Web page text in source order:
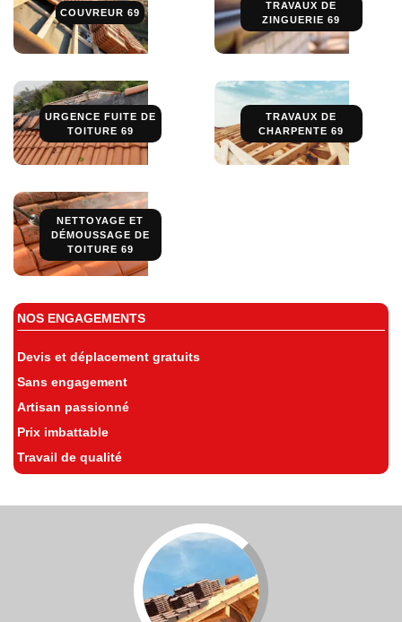
COUVREUR 69
TRAVAUX DE
ZINGUERIE 69
URGENCE FUITE DE
TOITURE 69
TRAVAUX DE
CHARPENTE 69
NETTOYAGE ET
DÉMOUSSAGE DE
TOITURE 69
NOS ENGAGEMENTS
Devis et déplacement gratuits
Sans engagement
Artisan passionné
Prix imbattable
Travail de qualité